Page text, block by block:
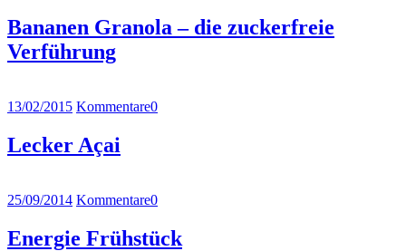
Bananen Granola – die zuckerfreie
Verführung
13/02/2015 Kommentare0
Lecker Açai
25/09/2014 Kommentare0
Energie Frühstück